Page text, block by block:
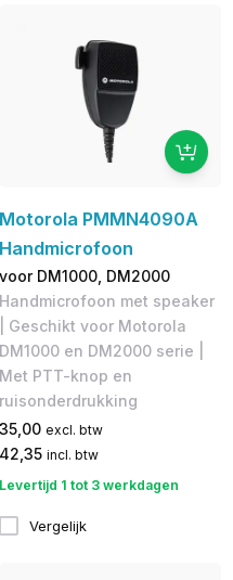
Motorola PMMN4090A
Handmicrofoon
voor DM1000, DM2000
Handmicrofoon met speaker
| Geschikt voor Motorola
DM1000 en DM2000 serie |
Met PTT-knop en
ruisonderdrukking
35,00 excl. btw
42,35 incl. btw
Levertijd 1 tot 3 werkdagen
Vergelijk